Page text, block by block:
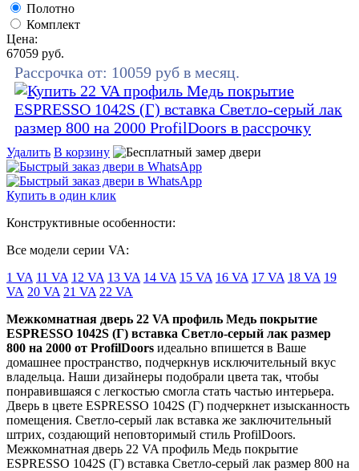
Полотно
Комплект
Цена:
67059 руб.
Рассрочка от: 10059 руб в месяц.
Удалить В корзину
Купить в один клик
Конструктивные особенности:
Все модели серии VA:
1 VA 11 VA 12 VA 13 VA 14 VA 15 VA 16 VA 17 VA 18 VA 19
VA 20 VA 21 VA 22 VA
Межкомнатная дверь 22 VA профиль Медь покрытие
ESPRESSO 1042S (Г) вставка Светло-серый лак размер
800 на 2000 от ProfilDoors идеально впишется в Ваше
домашнее пространство, подчеркнув исключительный вкус
владельца. Наши дизайнеры подобрали цвета так, чтобы
понравившаяся с легкостью смогла стать частью интерьера.
Дверь в цвете ESPRESSO 1042S (Г) подчеркнет изысканность
помещения. Светло-серый лак вставка же заключительный
штрих, создающий неповторимый стиль ProfilDoors.
Межкомнатная дверь 22 VA профиль Медь покрытие
ESPRESSO 1042S (Г) вставка Светло-серый лак размер 800 на